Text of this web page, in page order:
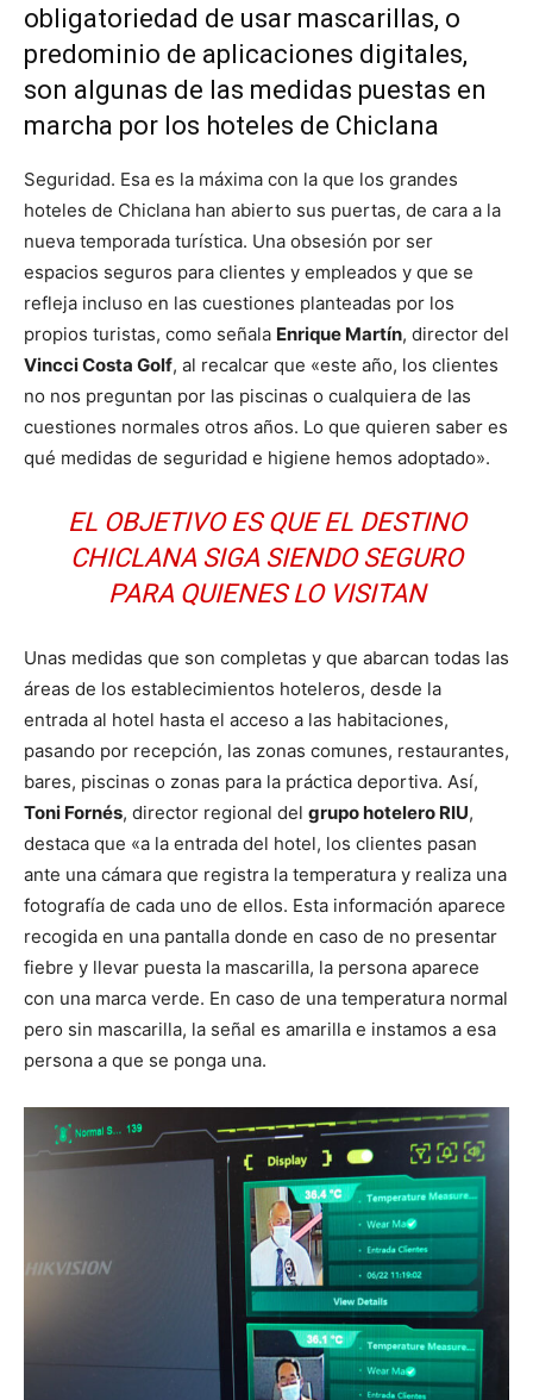
obligatoriedad de usar mascarillas, o
predominio de aplicaciones digitales,
son algunas de las medidas puestas en
marcha por los hoteles de Chiclana
Seguridad. Esa es la máxima con la que los grandes
hoteles de Chiclana han abierto sus puertas, de cara a la
nueva temporada turística. Una obsesión por ser
espacios seguros para clientes y empleados y que se
refleja incluso en las cuestiones planteadas por los
propios turistas, como señala Enrique Martín, director del
Vincci Costa Golf, al recalcar que «este año, los clientes
no nos preguntan por las piscinas o cualquiera de las
cuestiones normales otros años. Lo que quieren saber es
qué medidas de seguridad e higiene hemos adoptado».
EL OBJETIVO ES QUE EL DESTINO
CHICLANA SIGA SIENDO SEGURO
PARA QUIENES LO VISITAN
Unas medidas que son completas y que abarcan todas las
áreas de los establecimientos hoteleros, desde la
entrada al hotel hasta el acceso a las habitaciones,
pasando por recepción, las zonas comunes, restaurantes,
bares, piscinas o zonas para la práctica deportiva. Así,
Toni Fornés, director regional del grupo hotelero RIU,
destaca que «a la entrada del hotel, los clientes pasan
ante una cámara que registra la temperatura y realiza una
fotografía de cada uno de ellos. Esta información aparece
recogida en una pantalla donde en caso de no presentar
fiebre y llevar puesta la mascarilla, la persona aparece
con una marca verde. En caso de una temperatura normal
pero sin mascarilla, la señal es amarilla e instamos a esa
persona a que se ponga una.